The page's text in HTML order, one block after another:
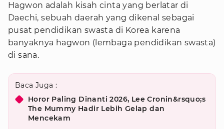
Hagwon adalah kisah cinta yang berlatar di
Daechi, sebuah daerah yang dikenal sebagai
pusat pendidikan swasta di Korea karena
banyaknya hagwon (lembaga pendidikan swasta)
di sana.
Baca Juga :
Horor Paling Dinanti 2026, Lee Cronin&rsquo;s
The Mummy Hadir Lebih Gelap dan
Mencekam